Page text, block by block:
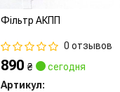
Фільтр АКПП
0 отзывов
890₴
сегодня
Артикул: